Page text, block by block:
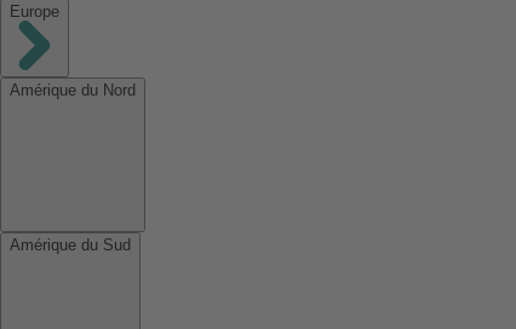
Europe
Amérique du Nord
Amérique du Sud